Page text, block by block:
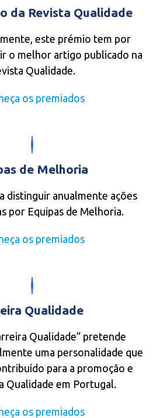
da Revista Qualidade
este prémio tem por
o melhor artigo publicado na
Qualidade.
os premiados
de Melhoria
distinguir anualmente ações
por Equipas de Melhoria.
os premiados
Qualidade
Qualidade” pretende
uma personalidade que
para a promoção e
Qualidade em Portugal.
os premiados